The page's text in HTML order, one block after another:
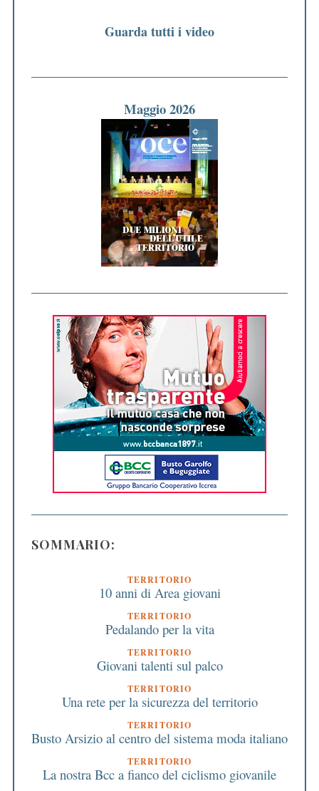
Guarda tutti i video
Maggio 2026
SOMMARIO:
TERRITORIO
10 anni di Area giovani
TERRITORIO
Pedalando per la vita
TERRITORIO
Giovani talenti sul palco
TERRITORIO
Una rete per la sicurezza del territorio
TERRITORIO
Busto Arsizio al centro del sistema moda italiano
TERRITORIO
La nostra Bcc a fianco del ciclismo giovanile